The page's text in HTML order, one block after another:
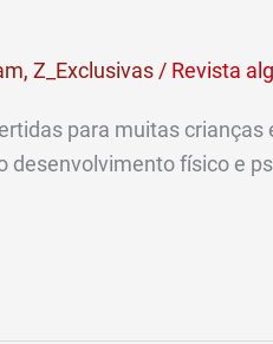
, Z_Exclusivas / Revista
para muitas
físico e